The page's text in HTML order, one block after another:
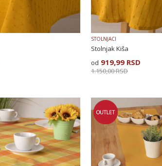
STOLNJACI
Stolnjak Kiša
919,99 RSD
1.150,00RSD